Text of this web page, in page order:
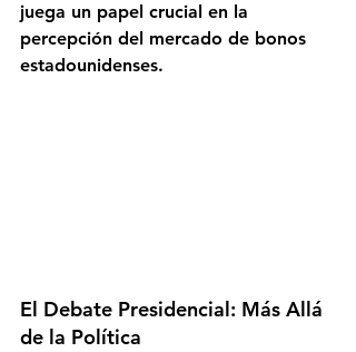
juega un papel crucial en la
percepción del mercado de bonos
estadounidenses.
El Debate Presidencial: Más Allá
de la Política